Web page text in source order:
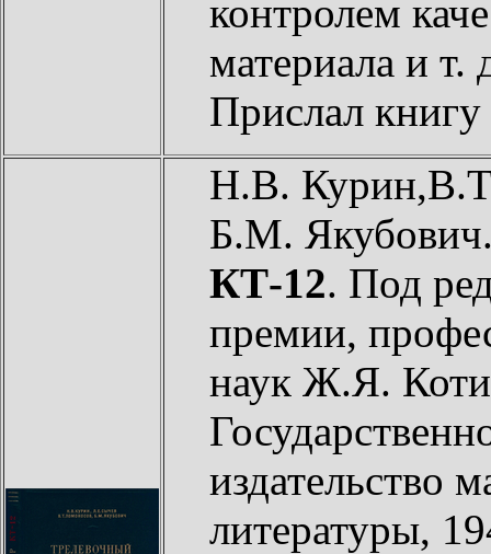
контролем
материала и т.
Прислал книгу
Н.В.
Б.М.
КТ-12. Под
премии,
наук Ж.Я.
издательство
литературы,